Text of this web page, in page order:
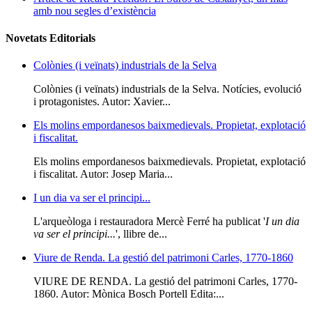
amb nou segles d’existència
Novetats Editorials
Colònies (i veïnats) industrials de la Selva
Colònies (i veïnats) industrials de la Selva. Notícies, evolució
i protagonistes. Autor: Xavier...
Els molins empordanesos baixmedievals. Propietat, explotació
i fiscalitat.
Els molins empordanesos baixmedievals. Propietat, explotació
i fiscalitat. Autor: Josep Maria...
I un dia va ser el principi...
L'arqueòloga i restauradora Mercè Ferré ha publicat 'I un dia
va ser el principi...', llibre de...
Viure de Renda. La gestió del patrimoni Carles, 1770-1860
VIURE DE RENDA. La gestió del patrimoni Carles, 1770-
1860. Autor: Mònica Bosch Portell Edita:...